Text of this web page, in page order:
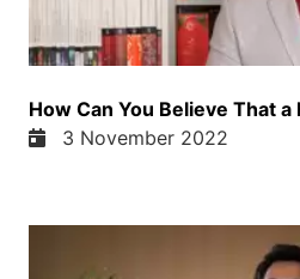
How Can You Believe That a
3 November 2022